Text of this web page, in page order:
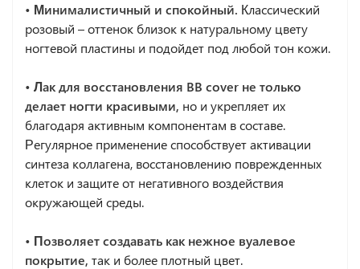
• Минималистичный и спокойный. Классический
розовый – оттенок близок к натуральному цвету
ногтевой пластины и подойдет под любой тон кожи.
• Лак для восстановления BB cover не только
делает ногти красивыми, но и укрепляет их
благодаря активным компонентам в составе.
Регулярное применение способствует активации
синтеза коллагена, восстановлению поврежденных
клеток и защите от негативного воздействия
окружающей среды.
• Позволяет создавать как нежное вуалевое
покрытие, так и более плотный цвет.